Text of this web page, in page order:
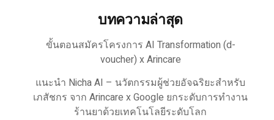
บทความล่าสุด
ขั้นตอนสมัครโครงการ AI Transformation (d-
voucher) x Arincare
แนะนำ Nicha AI – นวัตกรรมผู้ช่วยอัจฉริยะสำหรับ
เภสัชกร จาก Arincare x Google ยกระดับการทำงาน
ร้านยาด้วยเทคโนโลยีระดับโลก